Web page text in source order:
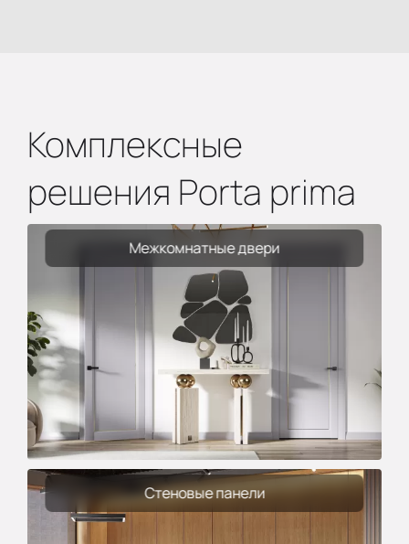
Комплексные
решения Porta prima
Межкомнатные двери
Стеновые панели